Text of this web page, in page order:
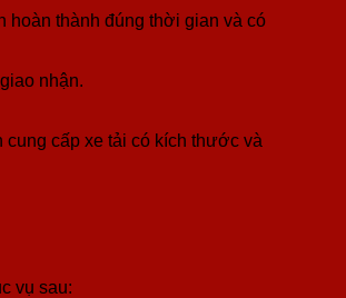
hoàn thành đúng thời gian và có
nhận.
cấp xe tải có kích thước và
vụ sau: